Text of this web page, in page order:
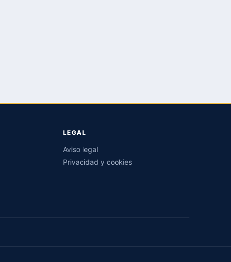
LEGAL
Aviso legal
Privacidad y cookies